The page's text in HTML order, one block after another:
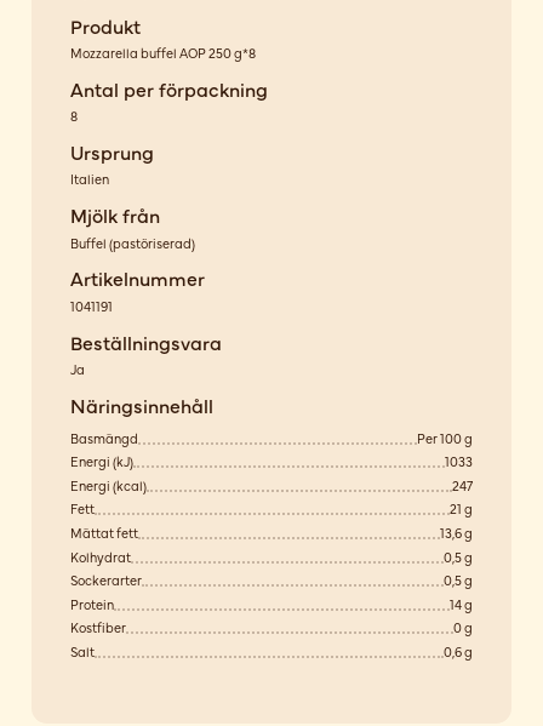
Produkt
Mozzarella buffel AOP 250 g*8
Antal per förpackning
8
Ursprung
Italien
Mjölk från
Buffel (pastöriserad)
Artikelnummer
1041191
Beställningsvara
Ja
Näringsinnehåll
Basmängd
Per 100 g
Energi (kJ)
1033
Energi (kcal)
247
Fett
21 g
Mättat fett
13,6 g
Kolhydrat
0,5 g
Sockerarter
0,5 g
Protein
14 g
Kostfiber
0 g
Salt
0,6 g